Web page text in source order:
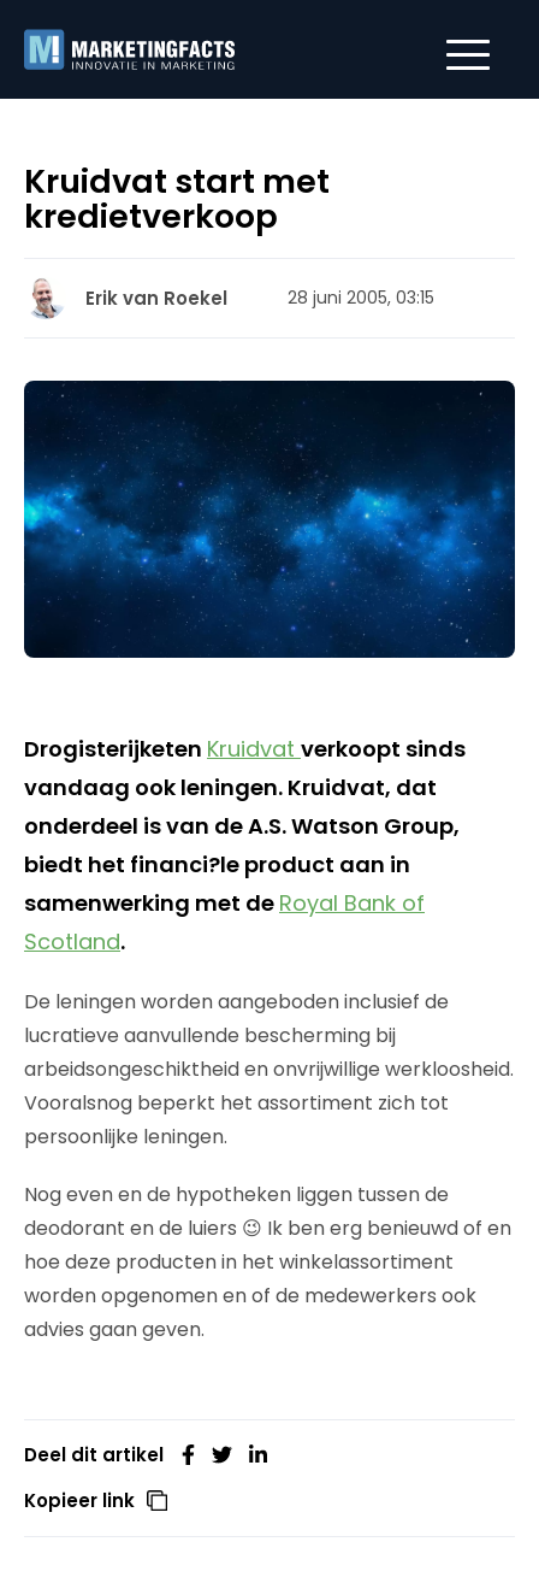
Kruidvat start met
kredietverkoop
Erik van Roekel 28 juni 2005, 03:15
Drogisterijketen Kruidvat verkoopt sinds
vandaag ook leningen. Kruidvat, dat
onderdeel is van de A.S. Watson Group,
biedt het financi?le product aan in
samenwerking met de Royal Bank of
Scotland.
De leningen worden aangeboden inclusief de
lucratieve aanvullende bescherming bij
arbeidsongeschiktheid en onvrijwillige werkloosheid.
Vooralsnog beperkt het assortiment zich tot
persoonlijke leningen.
Nog even en de hypotheken liggen tussen de
deodorant en de luiers 😉 Ik ben erg benieuwd of en
hoe deze producten in het winkelassortiment
worden opgenomen en of de medewerkers ook
advies gaan geven.
Deel dit artikel
Kopieer link